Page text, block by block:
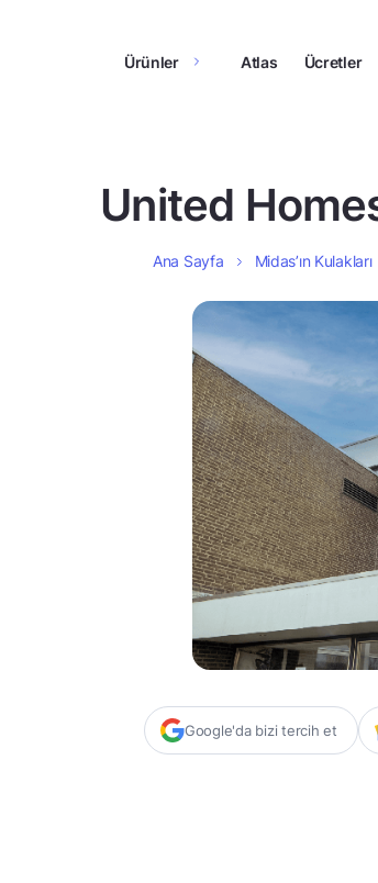
Ürünler Atlas Ücretler
United
Ana Sayfa Midas’ın Kulakları
Google'da bizi tercih et